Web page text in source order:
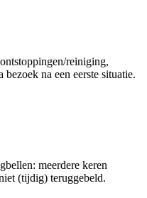
reiniging,
na een eerste situatie.
meerdere keren
(tijdig) teruggebeld.